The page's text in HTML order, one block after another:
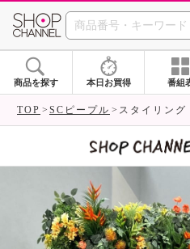
商品を探す 本日お買得 番組
TOP SCピープル スタイリング